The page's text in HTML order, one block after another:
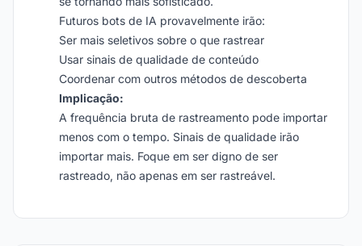
Futuros bots de IA provavelmente irão:
Ser mais seletivos sobre o que rastrear
Usar sinais de qualidade de conteúdo
Coordenar com outros métodos de descoberta
Implicação:
A frequência bruta de rastreamento pode importar
menos com o tempo. Sinais de qualidade irão
importar mais. Foque em ser digno de ser
rastreado, não apenas em ser rastreável.